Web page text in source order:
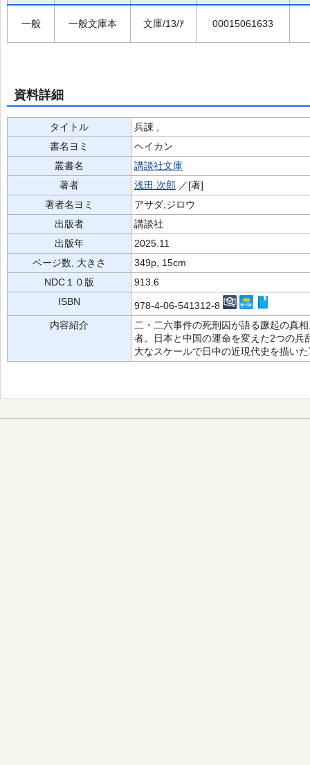
一般 一般文庫本 文庫/13/ｱ 00015061633
資料詳細
タイトル
兵諌 ,
書名ヨミ
ヘイカン
叢書名
講談社文庫
著者
浅田 次郎 ／[著]
著者名ヨミ
アサダ,ジロウ
出版者
講談社
出版年
2025.11
ページ数, 大きさ
349p, 15cm
NDC１０版
913.6
ISBN
978-4-06-541312-8
内容紹介
二・二六事件の死刑囚が語る蹶起の真
者。日本と中国の運命を変えた2つの
大なスケールで日中の近現代史を描い